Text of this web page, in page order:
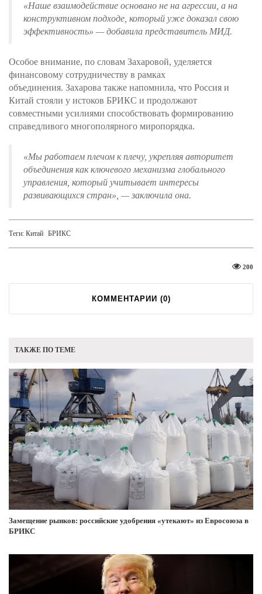
«Наше взаимодействие основано не на агрессии, а на
конструктивном подходе, который уже доказал свою
эффективность» — добавила представитель МИД.
Особое внимание, по словам Захаровой, уделяется
финансовому сотрудничеству в рамках
объединения. Захарова также напомнила, что Россия и
Китай стояли у истоков БРИКС и продолжают
совместными усилиями способствовать формированию
справедливого многополярного миропорядка.
«Мы работаем плечом к плечу, укрепляя авторитет
объединения как ключевого механизма глобального
управления, который учитывает интересы
развивающихся стран» , — заключила она.
Теги: Китай БРИКС
200
КОММЕНТАРИИ (0)
ТАКЖЕ ПО ТЕМЕ
Замещение рынков: российские удобрения «утекают» из Евросоюза в
БРИКС